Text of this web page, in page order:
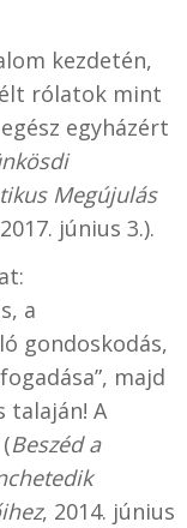
kezdetén,
rólatok mint
egyházért
Megújulás
június 3.).
a
gondoskodás,
majd
talaján! A
Beszéd a
, 2014. június